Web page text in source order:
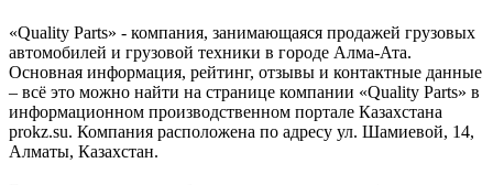
«Quality Parts» - компания, занимающаяся продажей грузовых
автомобилей и грузовой техники в городе Алма-Ата.
Основная информация, рейтинг, отзывы и контактные данные
– всё это можно найти на странице компании «Quality Parts» в
информационном производственном портале Казахстана
prokz.su. Компания расположена по адресу ул. Шамиевой, 14,
Алматы, Казахстан.